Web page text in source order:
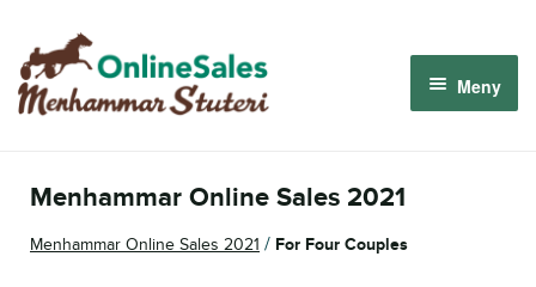
Hoppa
till
navigering
Hoppa
till
innehåll
Meny
Menhammar Online Sales 2021
Menhammar Online Sales 2021 / For Four Couples